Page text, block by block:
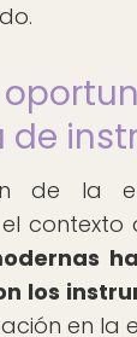
de
de la
contexto
los
en la